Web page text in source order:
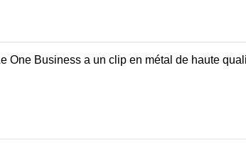
One Business a un clip en métal de haute